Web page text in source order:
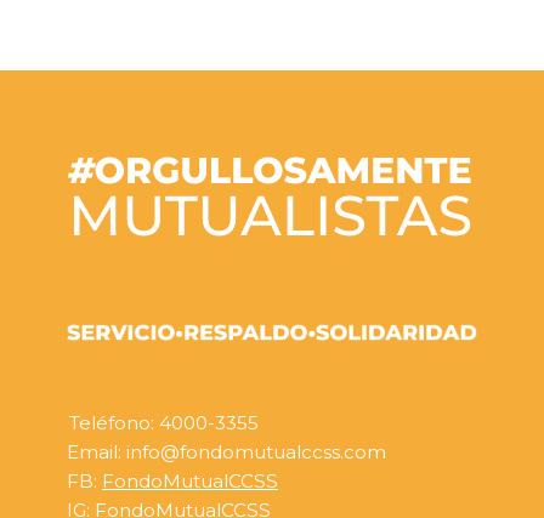
Teléfono: 4000-3355
Email: info@fondomutualccss.com
FB: FondoMutualCCSS
IG: FondoMutualCCSS